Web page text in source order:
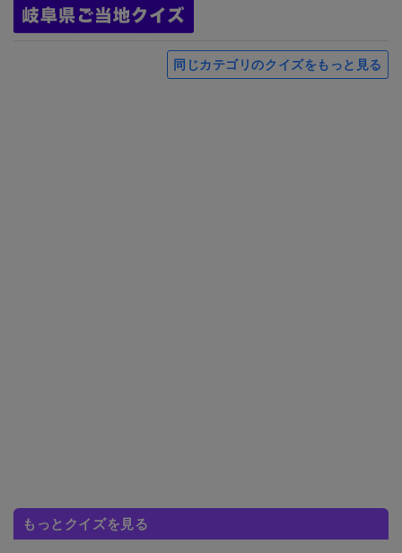
同じカテゴリのクイズをもっと見る
もっとクイズを見る